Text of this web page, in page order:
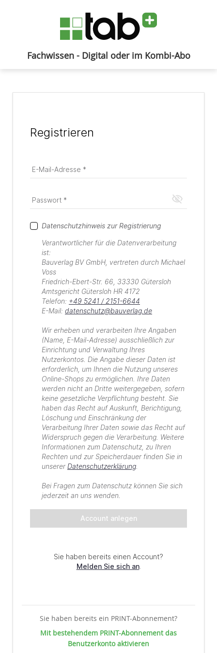
Fachwissen - Digital oder im Kombi-Abo
Sie haben bereits ein PRINT-Abonnement?
Mit bestehendem PRINT-Abonnement das
Benutzerkonto aktivieren